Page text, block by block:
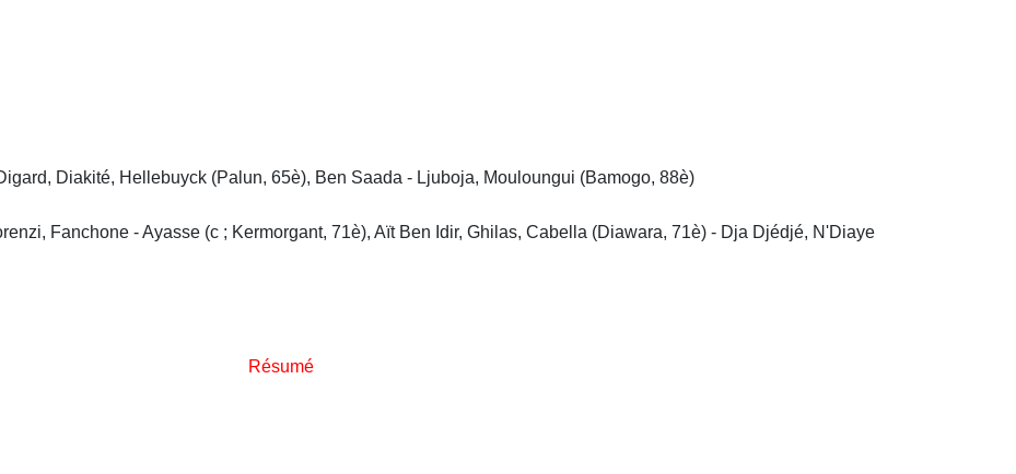
Diakité, Hellebuyck (Palun, 65è), Ben Saada - Ljuboja, Mouloungui (Bamogo, 88è)
Fanchone - Ayasse (c ; Kermorgant, 71è), Aït Ben Idir, Ghilas, Cabella (Diawara, 71è) - Dja Djédjé, N'Diaye
Résumé